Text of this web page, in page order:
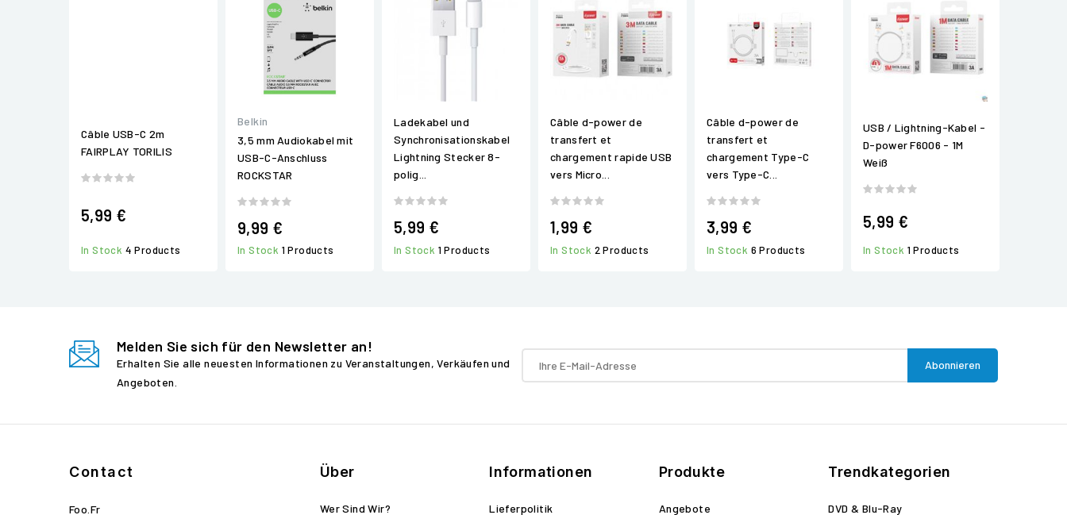
Câble USB-C 2m
FAIRPLAY TORILIS
5,99 €
In Stock 4 Products
Belkin
3,5 mm Audiokabel mit
USB-C-Anschluss
ROCKSTAR
9,99 €
In Stock 1 Products
Ladekabel und
Synchronisationskabel
Lightning Stecker 8-
polig...
5,99 €
In Stock 1 Products
Câble d-power de
transfert et
chargement rapide USB
vers Micro...
1,99 €
In Stock 2 Products
Câble d-power de
transfert et
chargement Type-C
vers Type-C...
3,99 €
In Stock 6 Products
USB / Lightning-Kabel -
D-power F6006 - 1M
Weiß
5,99 €
In Stock 1 Products
Melden Sie sich für den Newsletter an!
Erhalten Sie alle neuesten Informationen zu Veranstaltungen, Verkäufen und
Angeboten.
Contact
Foo.fr
Über
Wer Sind Wir?
Informationen
Lieferpolitik
Produkte
Angebote
Trendkategorien
DVD & Blu-Ray